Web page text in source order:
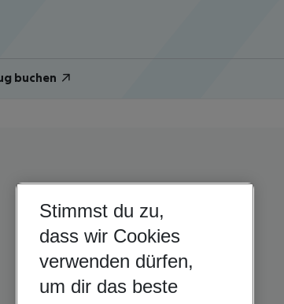
buchen
Stimmst du zu,
dass wir Cookies
verwenden dürfen,
um dir das beste